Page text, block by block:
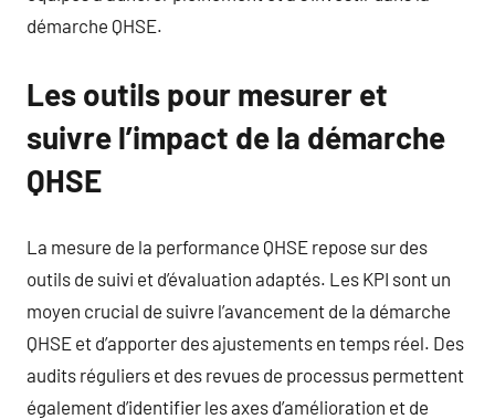
démarche QHSE.
Les outils pour mesurer et
suivre l’impact de la démarche
QHSE
La mesure de la performance QHSE repose sur des
outils de suivi et d’évaluation adaptés. Les KPI sont un
moyen crucial de suivre l’avancement de la démarche
QHSE et d’apporter des ajustements en temps réel. Des
audits réguliers et des revues de processus permettent
également d’identifier les axes d’amélioration et de